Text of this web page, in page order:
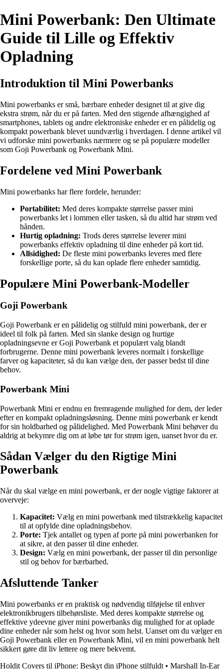
Mini Powerbank: Den Ultimate
Guide til Lille og Effektiv
Opladning
Introduktion til Mini Powerbanks
Mini powerbanks er små, bærbare enheder designet til at give dig
ekstra strøm, når du er på farten. Med den stigende afhængighed af
smartphones, tablets og andre elektroniske enheder er en pålidelig og
kompakt powerbank blevet uundværlig i hverdagen. I denne artikel vil
vi udforske mini powerbanks nærmere og se på populære modeller
som Goji Powerbank og Powerbank Mini.
Fordelene ved Mini Powerbank
Mini powerbanks har flere fordele, herunder:
Portabilitet: Med deres kompakte størrelse passer mini
powerbanks let i lommen eller tasken, så du altid har strøm ved
hånden.
Hurtig opladning: Trods deres størrelse leverer mini
powerbanks effektiv opladning til dine enheder på kort tid.
Allsidighed: De fleste mini powerbanks leveres med flere
forskellige porte, så du kan oplade flere enheder samtidig.
Populære Mini Powerbank-Modeller
Goji Powerbank
Goji Powerbank er en pålidelig og stilfuld mini powerbank, der er
ideel til folk på farten. Med sin slanke design og hurtige
opladningsevne er Goji Powerbank et populært valg blandt
forbrugerne. Denne mini powerbank leveres normalt i forskellige
farver og kapaciteter, så du kan vælge den, der passer bedst til dine
behov.
Powerbank Mini
Powerbank Mini er endnu en fremragende mulighed for dem, der leder
efter en kompakt opladningsløsning. Denne mini powerbank er kendt
for sin holdbarhed og pålidelighed. Med Powerbank Mini behøver du
aldrig at bekymre dig om at løbe tør for strøm igen, uanset hvor du er.
Sådan Vælger du den Rigtige Mini
Powerbank
Når du skal vælge en mini powerbank, er der nogle vigtige faktorer at
overveje:
Kapacitet: Vælg en mini powerbank med tilstrækkelig kapacitet
til at opfylde dine opladningsbehov.
Porte: Tjek antallet og typen af porte på mini powerbanken for
at sikre, at den passer til dine enheder.
Design: Vælg en mini powerbank, der passer til din personlige
stil og behov for bærbarhed.
Afsluttende Tanker
Mini powerbanks er en praktisk og nødvendig tilføjelse til enhver
elektronikbrugers tilbehørsliste. Med deres kompakte størrelse og
effektive ydeevne giver mini powerbanks dig mulighed for at oplade
dine enheder når som helst og hvor som helst. Uanset om du vælger en
Goji Powerbank eller en Powerbank Mini, vil en mini powerbank helt
sikkert gøre dit liv lettere og mere bekvemt.
Holdit Covers til iPhone: Beskyt din iPhone stilfuldt • Marshall In-Ear